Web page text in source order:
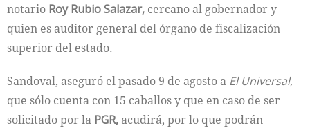
notario Roy Rubio Salazar, cercano al gobernador y
quien es auditor general del órgano de fiscalización
superior del estado.
Sandoval, aseguró el pasado 9 de agosto a El Universal,
que sólo cuenta con 15 caballos y que en caso de ser
solicitado por la PGR, acudirá, por lo que podrán